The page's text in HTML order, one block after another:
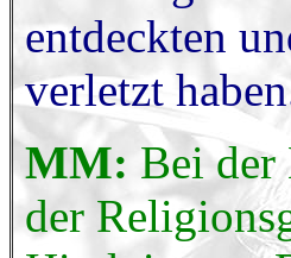
entdeckten
verletzt
MM: Bei der
der